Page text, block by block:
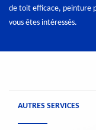
de toit efficace, peinture
vous êtes intéressés.
AUTRES SERVICES